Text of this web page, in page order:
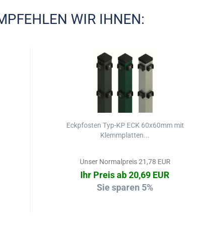
WIR IHNEN:
Eckpfosten Typ-KP ECK 60x60mm mit
Klemmplatten...
Unser Normalpreis 21,78 EUR
Ihr Preis ab 20,69 EUR
Sie sparen 5%